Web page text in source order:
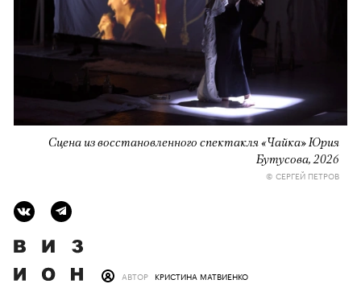
Сцена из восстановленного спектакля «Чайка» Юрия
Бутусова, 2026
© СЕРГЕЙ ПЕТРОВ
АВТОР КРИСТИНА МАТВИЕНКО